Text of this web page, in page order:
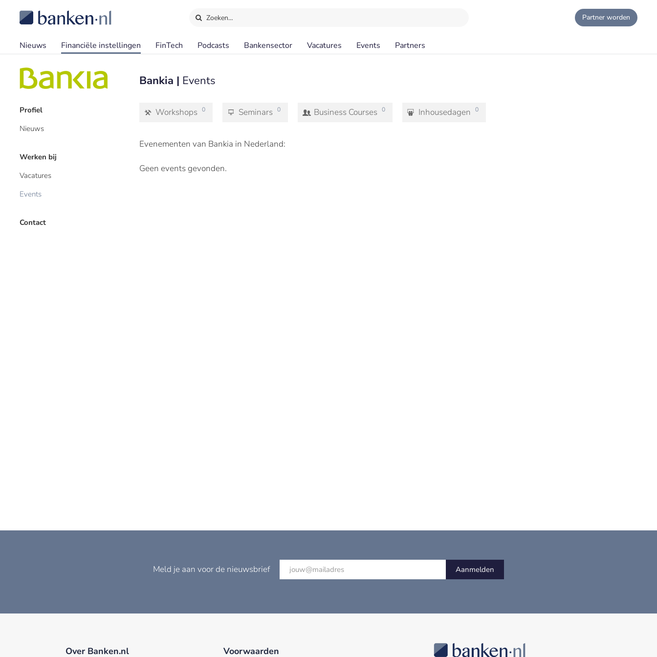
Zoeken… Partner worden
Nieuws Financiële instellingen FinTech Podcasts Bankensector Vacatures Events Partners
Profiel
Nieuws
Werken bij
Vacatures
Events
Contact
Bankia | Events
Workshops 0 Seminars 0 Business Courses 0 Inhousedagen 0
Evenementen van Bankia in Nederland:
Geen events gevonden.
Meld je aan voor de nieuwsbrief Aanmelden
Over Banken.nl Voorwaarden